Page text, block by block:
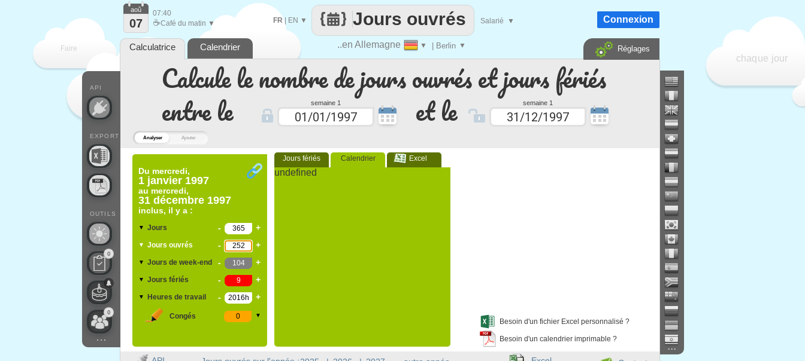
Analyser Ajouter
Calcule le nombre de jours ouvrés et jours fériés
entre le
semaine 1 et le semaine 1
Du mercredi,
1 janvier 1997
au mercredi,
31 décembre 1997
inclus, il y a :
▼ Jours - +
▼ Jours ouvrés - +
▼ Jours de week-end - +
▼ Jours fériés - +
▼ Heures de travail - +
Congés ▼
Jours fériés Calendrier Excel
undefined
Besoin d'un fichier Excel personnalisé ?
Besoin d'un calendrier imprimable ?
Faire
chaque jour
..en Allemagne ▼ | Berlin ▼
Jours ouvrés
FR| EN ▼ Salarié ▼
API
EXPORT
OUTILS
0
0
...
aoû
07
07:40
☕Café du matin ▼ Connexion
Calculatrice Calendrier Réglages
...